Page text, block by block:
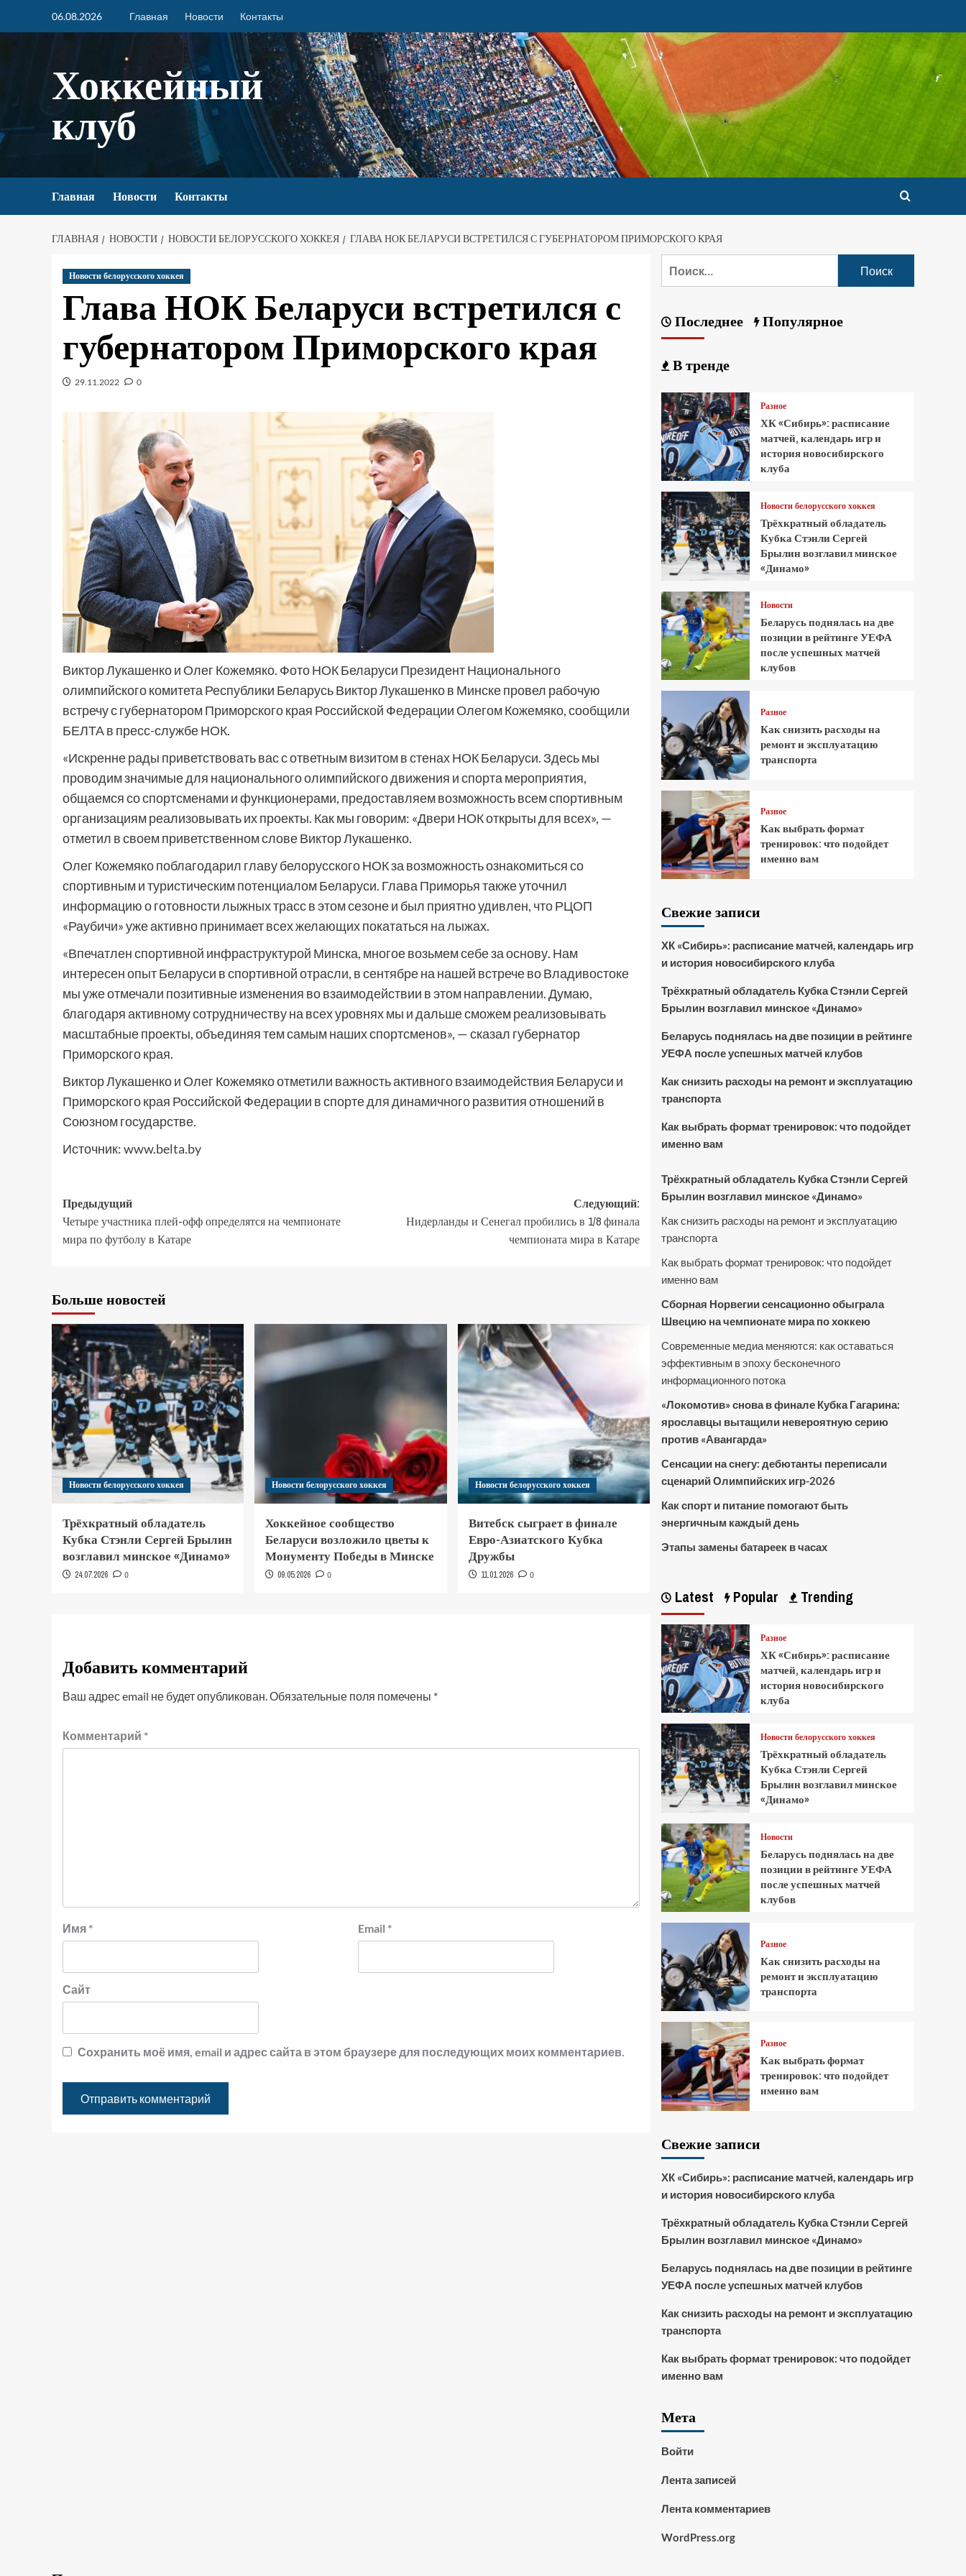
06.08.2026 Главная Новости Контакты
Хоккейный
клуб
Главная Новости Контакты
ГЛАВНАЯ НОВОСТИ НОВОСТИ БЕЛОРУССКОГО ХОККЕЯ ГЛАВА НОК БЕЛАРУСИ ВСТРЕТИЛСЯ С ГУБЕРНАТОРОМ ПРИМОРСКОГО КРАЯ
Новости белорусского хоккея
Глава НОК Беларуси встретился с
губернатором Приморского края
29.11.2022 0
Виктор Лукашенко и Олег Кожемяко. Фото НОК Беларуси Президент Национального
олимпийского комитета Республики Беларусь Виктор Лукашенко в Минске провел рабочую
встречу с губернатором Приморского края Российской Федерации Олегом Кожемяко, сообщили
БЕЛТА в пресс-службе НОК.
«Искренне рады приветствовать вас с ответным визитом в стенах НОК Беларуси. Здесь мы
проводим значимые для национального олимпийского движения и спорта мероприятия,
общаемся со спортсменами и функционерами, предоставляем возможность всем спортивным
организациям реализовывать их проекты. Как мы говорим: «Двери НОК открыты для всех», —
отметил в своем приветственном слове Виктор Лукашенко.
Олег Кожемяко поблагодарил главу белорусского НОК за возможность ознакомиться со
спортивным и туристическим потенциалом Беларуси. Глава Приморья также уточнил
информацию о готовности лыжных трасс в этом сезоне и был приятно удивлен, что РЦОП
«Раубичи» уже активно принимает всех желающих покататься на лыжах.
«Впечатлен спортивной инфраструктурой Минска, многое возьмем себе за основу. Нам
интересен опыт Беларуси в спортивной отрасли, в сентябре на нашей встрече во Владивостоке
мы уже отмечали позитивные изменения во взаимодействии в этом направлении. Думаю,
благодаря активному сотрудничеству на всех уровнях мы и дальше сможем реализовывать
масштабные проекты, объединяя тем самым наших спортсменов», — сказал губернатор
Приморского края.
Виктор Лукашенко и Олег Кожемяко отметили важность активного взаимодействия Беларуси и
Приморского края Российской Федерации в спорте для динамичного развития отношений в
Союзном государстве.
Источник:www.belta.by
Предыдущий
Четыре участника плей-офф определятся на чемпионате
мира по футболу в Катаре
Следующий:
Нидерланды и Сенегал пробились в 1/8 финала
чемпионата мира в Катаре
Больше новостей
Новости белорусского хоккея
Трёхкратный обладатель
Кубка Стэнли Сергей Брылин
возглавил минское «Динамо»
24.07.2026 0
Новости белорусского хоккея
Хоккейное сообщество
Беларуси возложило цветы к
Монументу Победы в Минске
09.05.2026 0
Новости белорусского хоккея
Витебск сыграет в финале
Евро-Азиатского Кубка
Дружбы
11.01.2026 0
Добавить комментарий
Ваш адрес email не будет опубликован.Обязательные поля помечены *
Комментарий *
Имя * Email *
Сайт
Сохранить моё имя, email и адрес сайта в этом браузере для последующих моих комментариев.
Последнее Популярное
В тренде
Разное
ХК «Сибирь»: расписание
матчей, календарь игр и
история новосибирского
клуба
Новости белорусского хоккея
Трёхкратный обладатель
Кубка Стэнли Сергей
Брылин возглавил минское
«Динамо»
Новости
Беларусь поднялась на две
позиции в рейтинге УЕФА
после успешных матчей
клубов
Разное
Как снизить расходы на
ремонт и эксплуатацию
транспорта
Разное
Как выбрать формат
тренировок: что подойдет
именно вам
Свежие записи
ХК «Сибирь»: расписание матчей, календарь игр
и история новосибирского клуба
Трёхкратный обладатель Кубка Стэнли Сергей
Брылин возглавил минское «Динамо»
Беларусь поднялась на две позиции в рейтинге
УЕФА после успешных матчей клубов
Как снизить расходы на ремонт и эксплуатацию
транспорта
Как выбрать формат тренировок: что подойдет
именно вам
Трёхкратный обладатель Кубка Стэнли Сергей
Брылин возглавил минское «Динамо»
Как снизить расходы на ремонт и эксплуатацию
транспорта
Как выбрать формат тренировок: что подойдет
именно вам
Сборная Норвегии сенсационно обыграла
Швецию на чемпионате мира по хоккею
Современные медиа меняются: как оставаться
эффективным в эпоху бесконечного
информационного потока
«Локомотив» снова в финале Кубка Гагарина:
ярославцы вытащили невероятную серию
против «Авангарда»
Сенсации на снегу: дебютанты переписали
сценарий Олимпийских игр-2026
Как спорт и питание помогают быть
энергичным каждый день
Этапы замены батареек в часах
Latest Popular Trending
Разное
ХК «Сибирь»: расписание
матчей, календарь игр и
история новосибирского
клуба
Новости белорусского хоккея
Трёхкратный обладатель
Кубка Стэнли Сергей
Брылин возглавил минское
«Динамо»
Новости
Беларусь поднялась на две
позиции в рейтинге УЕФА
после успешных матчей
клубов
Разное
Как снизить расходы на
ремонт и эксплуатацию
транспорта
Разное
Как выбрать формат
тренировок: что подойдет
именно вам
Свежие записи
ХК «Сибирь»: расписание матчей, календарь игр
и история новосибирского клуба
Трёхкратный обладатель Кубка Стэнли Сергей
Брылин возглавил минское «Динамо»
Беларусь поднялась на две позиции в рейтинге
УЕФА после успешных матчей клубов
Как снизить расходы на ремонт и эксплуатацию
транспорта
Как выбрать формат тренировок: что подойдет
именно вам
Мета
Войти
Лента записей
Лента комментариев
WordPress.org